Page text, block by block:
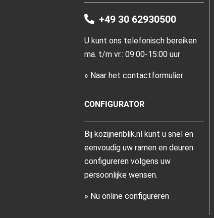
+49 30 62930500
U kunt ons telefonisch bereiken
ma. t/m vr.: 09:00-15:00 uur
» Naar het contactformulier
CONFIGURATOR
Bij kozijnenblik.nl kunt u snel en
eenvoudig uw ramen en deuren
configureren volgens uw
persoonlijke wensen.
» Nu online configureren